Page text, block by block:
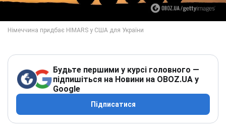
Будьте першими у курсі головного —
підпишіться на Новини на OBOZ.UA у
Google
Підписатися